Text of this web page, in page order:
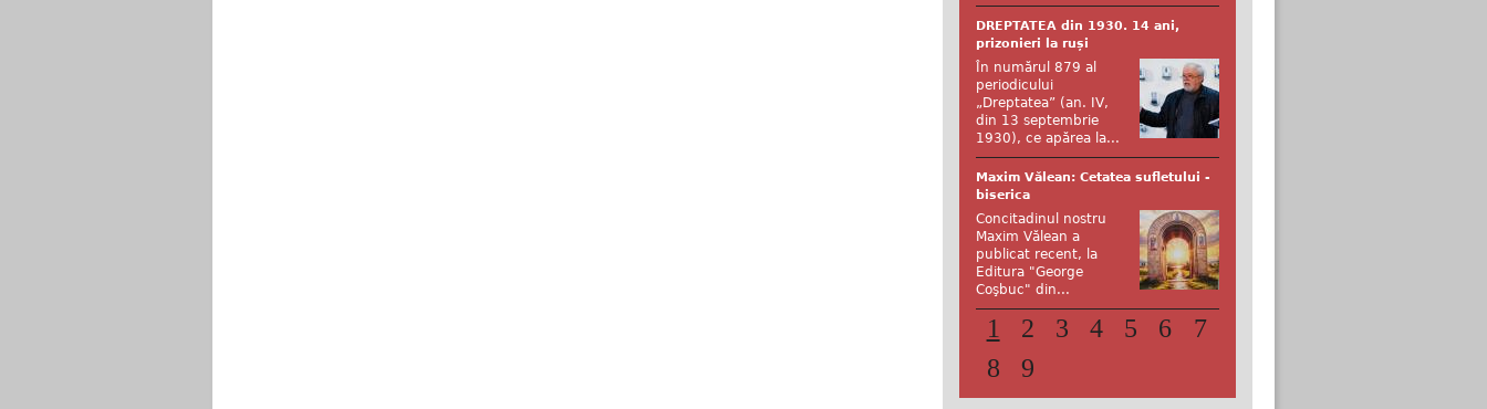
DREPTATEA din 1930. 14 ani,
prizonieri la ruși
În numărul 879 al
periodicului
„Dreptatea” (an. IV,
din 13 septembrie
1930), ce apărea la...
Maxim Vălean: Cetatea sufletului -
biserica
Concitadinul nostru
Maxim Vălean a
publicat recent, la
Editura "George
Coşbuc" din...
1 2 3 4 5 6
7
8
9